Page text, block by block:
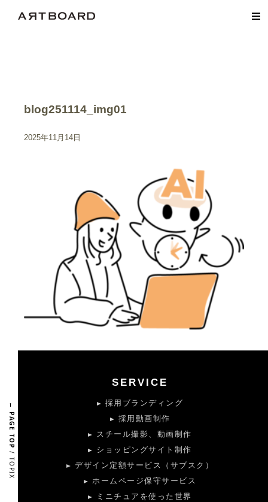
blog251114_img01
2025年11月14日
← PAGE TOP
/ TOPIX
SERVICE
採用ブランディング
採用動画制作
スチール撮影、動画制作
ショッピングサイト制作
デザイン定額サービス（サブスク）
ホームページ保守サービス
ミニチュアを使った世界